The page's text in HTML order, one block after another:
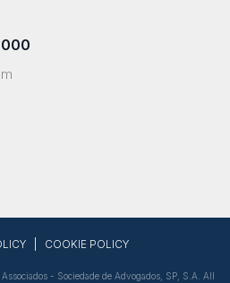
000
COOKIE POLICY
- Sociedade de Advogados, SP, S.A. All